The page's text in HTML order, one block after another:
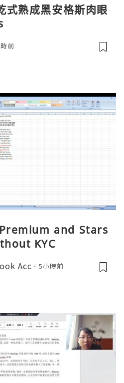
式熟成黑安格斯肉眼
前
and Stars
KYC
Acc 5小時前